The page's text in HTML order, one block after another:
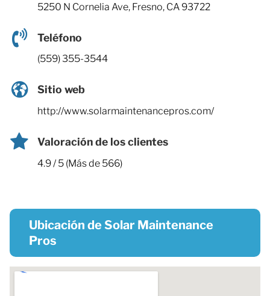
5250 N Cornelia Ave, Fresno, CA 93722
Teléfono
(559) 355-3544
Sitio web
http://www.solarmaintenancepros.com/
Valoración de los clientes
4.9 / 5 (Más de 566)
Ubicación de Solar Maintenance
Pros